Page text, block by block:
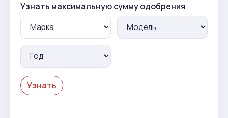
Узнать максимальную сумму одобрения
Узнать